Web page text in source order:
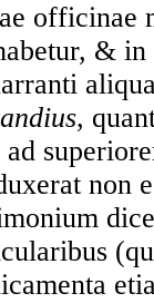
officinae
&
,
non